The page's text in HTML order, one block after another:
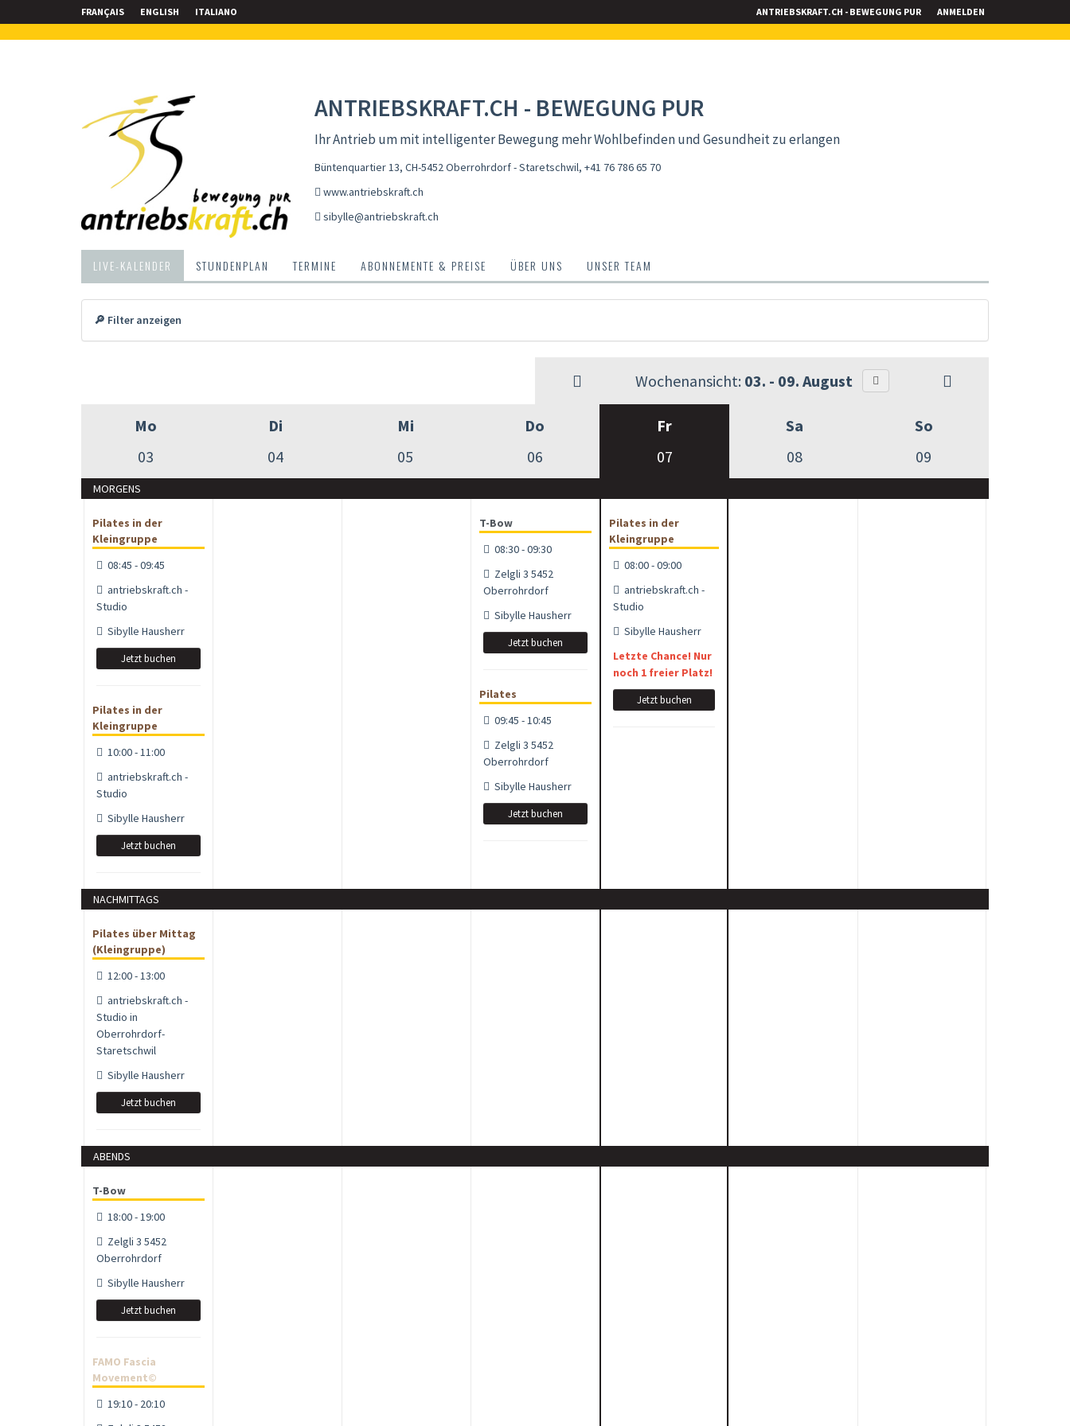
FRANÇAIS ENGLISH ITALIANO ANTRIEBSKRAFT.CH - BEWEGUNG PUR ANMELDEN
ANTRIEBSKRAFT.CH - BEWEGUNG PUR
Ihr Antrieb um mit intelligenter Bewegung mehr Wohlbefinden und Gesundheit zu erlangen
Büntenquartier 13, CH-5452 Oberrohrdorf - Staretschwil, +41 76 786 65 70
www.antriebskraft.ch
sibylle@antriebskraft.ch
LIVE-KALENDER STUNDENPLAN TERMINE ABONNEMENTE & PREISE ÜBER UNS UNSER TEAM
🔎 Filter anzeigen
Wochenansicht: 03. - 09. August
Mo
03
Di
04
Mi
05
Do
06
Fr
07
Sa
08
So
09
MORGENS
Pilates in der
Kleingruppe
08:45 - 09:45
antriebskraft.ch -
Studio
Sibylle Hausherr
Jetzt buchen
Pilates in der
Kleingruppe
10:00 - 11:00
antriebskraft.ch -
Studio
Sibylle Hausherr
Jetzt buchen
T-Bow
08:30 - 09:30
Zelgli 3 5452
Oberrohrdorf
Sibylle Hausherr
Jetzt buchen
Pilates
09:45 - 10:45
Zelgli 3 5452
Oberrohrdorf
Sibylle Hausherr
Jetzt buchen
Pilates in der
Kleingruppe
08:00 - 09:00
antriebskraft.ch -
Studio
Sibylle Hausherr
Letzte Chance! Nur
noch 1 freier Platz!
Jetzt buchen
NACHMITTAGS
Pilates über Mittag
(Kleingruppe)
12:00 - 13:00
antriebskraft.ch -
Studio in
Oberrohrdorf-
Staretschwil
Sibylle Hausherr
Jetzt buchen
ABENDS
T-Bow
18:00 - 19:00
Zelgli 3 5452
Oberrohrdorf
Sibylle Hausherr
Jetzt buchen
FAMO Fascia
Movement©
19:10 - 20:10